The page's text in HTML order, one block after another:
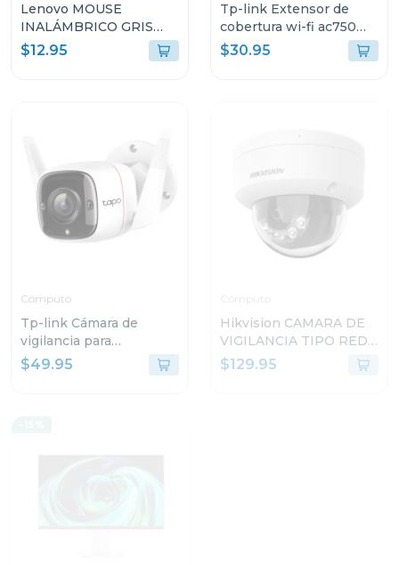
Lenovo MOUSE
INALÁMBRICO GRIS
PLATINO L300 GY50Z1
$12.95
Tp-link Extensor de
cobertura wi-fi ac750
link backup re
$30.95
Cómputo
Tp-link Cámara de
vigilancia para
exteriores con visión
nocturna y detección ia
$49.95
Hikvision CAMARA DE
VIGILANCIA TIPO RED
DOMO CON LUZ
HÍBRIDA INTELIGENTE
$129.95